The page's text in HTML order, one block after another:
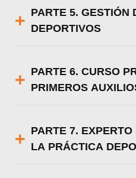
PARTE 5. GESTIÓN
DEPORTIVOS
PARTE 6. CURSO
PRIMEROS
PARTE 7.
LA PRÁCTICA